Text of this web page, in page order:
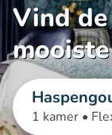
Vind
1 kamer •